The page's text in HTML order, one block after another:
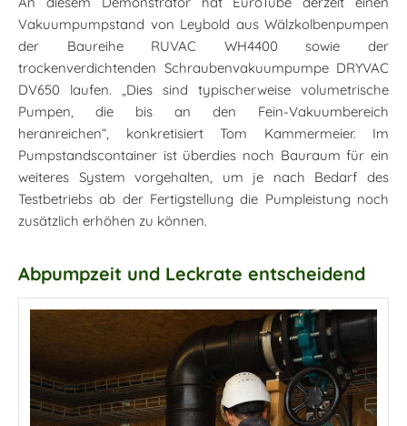
Vakuumpumpstand von Leybold aus Wälzkolbenpumpen
der Baureihe RUVAC WH4400 sowie der
trockenverdichtenden Schraubenvakuumpumpe DRYVAC
DV650 laufen. „Dies sind typischerweise volumetrische
Pumpen, die bis an den Fein-Vakuumbereich
heranreichen“, konkretisiert Tom Kammermeier. Im
Pumpstandscontainer ist überdies noch Bauraum für ein
weiteres System vorgehalten, um je nach Bedarf des
Testbetriebs ab der Fertigstellung die Pumpleistung noch
zusätzlich erhöhen zu können.
Abpumpzeit und Leckrate entscheidend